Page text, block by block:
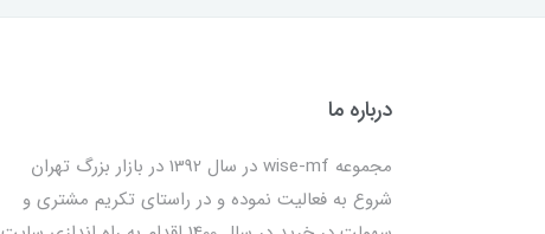
درباره ما
مجموعه wise-mf در سال 1392 در بازار بزرگ تهران
شروع به فعالیت نموده و در راستای تکریم مشتری و